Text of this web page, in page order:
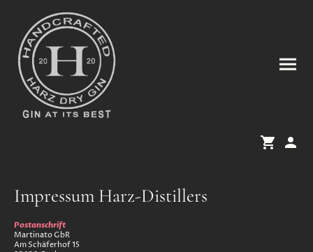
Impressum Harz-Distillers
Postanschrift
Martinato GbR
Am Schäferhof 15